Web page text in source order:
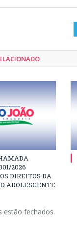
2026
DIREITOS DA
ADOLESCENTE
estão fechados.